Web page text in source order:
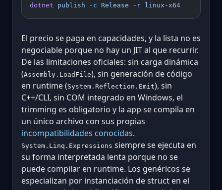
dotnet publish -c Release -r linux-x64
El precio se paga en capacidades, y la lista no es
negociable porque no hay un JIT al que recurrir.
De las limitaciones oficiales: sin carga dinámica
(Assembly.LoadFile), sin generación de código
en runtime (System.Reflection.Emit), sin
C++/CLI, sin COM integrado en Windows, el
trimming es obligatorio y la app se compila en
un único archivo con sus propias
incompatibilidades conocidas.
System.Linq.Expressions siempre se ejecuta en
su forma interpretada lenta porque no se
puede compilar en runtime. Los genéricos se
especializan por instanciación de struct en el